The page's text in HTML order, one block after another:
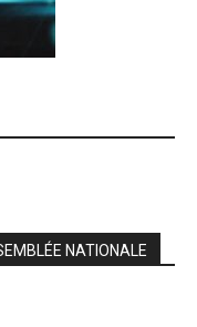
NATIONALE